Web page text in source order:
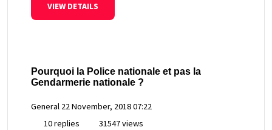
VIEW DETAILS
Pourquoi la Police nationale et pas la
Gendarmerie nationale ?
General 22 November, 2018 07:22
10 replies
31547 views